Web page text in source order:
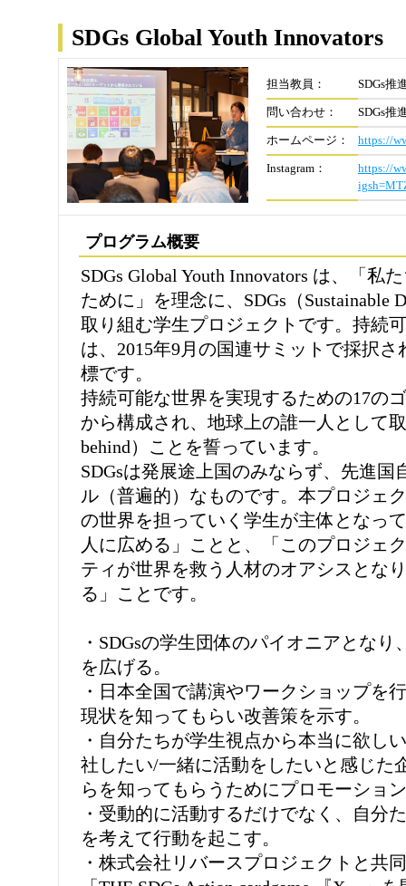
SDGs Global Youth Innovators
担当教員： SDGs推
問い合わせ： SDGs推
ホームページ： https://
Instagram：
https://
プログラム概要
SDGs Global Youth Innovators は、「私
ために」を理念に、SDGs（Sustainable
取り組む学生プロジェクトです。持続
は、2015年9月の国連サミットで採択さ
標です。
持続可能な世界を実現するための17の
から構成され、地球上の誰一人として
behind）ことを誓っています。
SDGsは発展途上国のみならず、先進
ル（普遍的）なものです。本プロジェ
の世界を担っていく学生が主体となっ
人に広める」ことと、「このプロジェ
ティが世界を救う人材のオアシスとな
る」ことです。
・SDGsの学生団体のパイオニアとな
を広げる。
・日本全国で講演やワークショップを
現状を知ってもらい改善策を示す。
・自分たちが学生視点から本当に欲し
社したい/一緒に活動をしたいと感じた
らを知ってもらうためにプロモーショ
・受動的に活動するだけでなく、自分
を考えて行動を起こす。
・株式会社リバースプロジェクトと共